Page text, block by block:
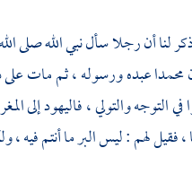
لنا أن رجلا سأل نبي الله صلى
محمداعبده ورسوله ، ثم مات على
التوجه والتولي ، فاليهود إلى
لهم : ليس البر ما أنتم فيه ،